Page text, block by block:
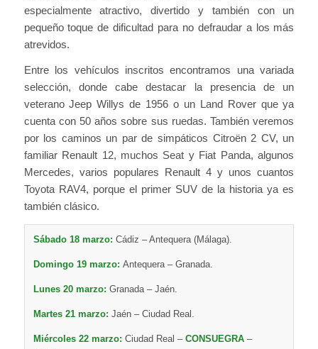
especialmente atractivo, divertido y también con un
pequeño toque de dificultad para no defraudar a los más
atrevidos.
Entre los vehículos inscritos encontramos una variada
selección, donde cabe destacar la presencia de un
veterano Jeep Willys de 1956 o un Land Rover que ya
cuenta con 50 años sobre sus ruedas. También veremos
por los caminos un par de simpáticos Citroën 2 CV, un
familiar Renault 12, muchos Seat y Fiat Panda, algunos
Mercedes, varios populares Renault 4 y unos cuantos
Toyota RAV4, porque el primer SUV de la historia ya es
también clásico.
Sábado 18 marzo: Cádiz – Antequera (Málaga).
Domingo 19 marzo: Antequera – Granada.
Lunes 20 marzo: Granada – Jaén.
Martes 21 marzo: Jaén – Ciudad Real.
Miércoles 22 marzo: Ciudad Real – CONSUEGRA–